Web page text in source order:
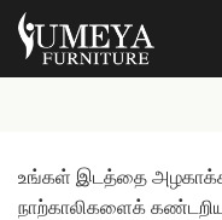
உங்கள் இடத்தை
நாற்காலிகளைக்